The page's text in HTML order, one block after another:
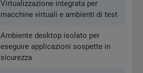
Virtualizzazione integrata per
macchine virtuali e ambienti di test
Ambiente desktop isolato per
eseguire applicazioni sospette in
sicurezza